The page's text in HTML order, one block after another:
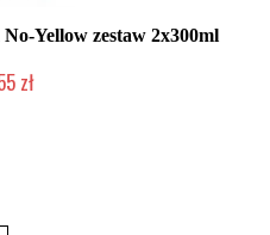
Yellow zestaw 2x300ml
zł